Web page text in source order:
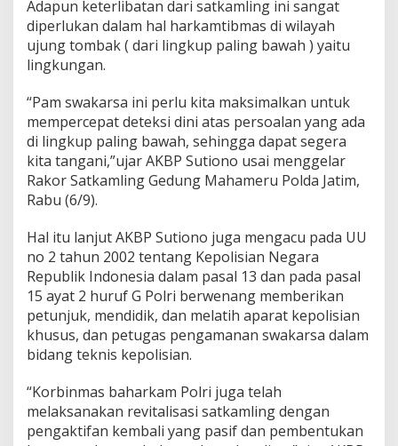
Adapun keterlibatan dari satkamling ini sangat
diperlukan dalam hal harkamtibmas di wilayah
ujung tombak ( dari lingkup paling bawah ) yaitu
lingkungan.
“Pam swakarsa ini perlu kita maksimalkan untuk
mempercepat deteksi dini atas persoalan yang ada
di lingkup paling bawah, sehingga dapat segera
kita tangani,”ujar AKBP Sutiono usai menggelar
Rakor Satkamling Gedung Mahameru Polda Jatim,
Rabu (6/9).
Hal itu lanjut AKBP Sutiono juga mengacu pada UU
no 2 tahun 2002 tentang Kepolisian Negara
Republik Indonesia dalam pasal 13 dan pada pasal
15 ayat 2 huruf G Polri berwenang memberikan
petunjuk, mendidik, dan melatih aparat kepolisian
khusus, dan petugas pengamanan swakarsa dalam
bidang teknis kepolisian.
“Korbinmas baharkam Polri juga telah
melaksanakan revitalisasi satkamling dengan
pengaktifan kembali yang pasif dan pembentukan